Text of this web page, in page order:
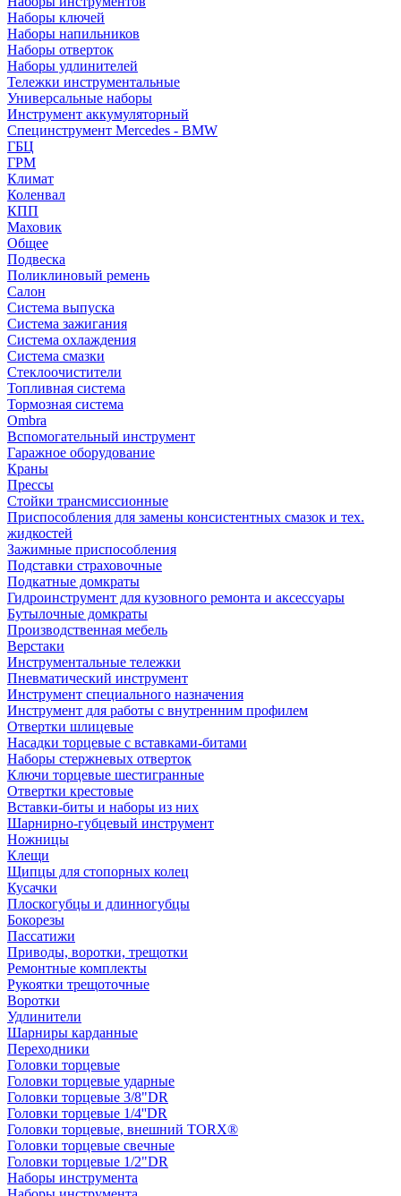
Наборы ключей
Наборы напильников
Наборы отверток
Наборы удлинителей
Тележки инструментальные
Универсальные наборы
Инструмент аккумуляторный
Специнструмент Mercedes - BMW
ГБЦ
ГРМ
Климат
Коленвал
КПП
Маховик
Общее
Подвеска
Поликлиновый ремень
Салон
Система выпуска
Система зажигания
Система охлаждения
Система смазки
Стеклоочистители
Топливная система
Тормозная система
Ombra
Вспомогательный инструмент
Гаражное оборудование
Краны
Прессы
Стойки трансмиссионные
Приспособления для замены консистентных смазок и тех.
жидкостей
Зажимные приспособления
Подставки страховочные
Подкатные домкраты
Гидроинструмент для кузовного ремонта и аксессуары
Бутылочные домкраты
Производственная мебель
Верстаки
Инструментальные тележки
Пневматический инструмент
Инструмент специального назначения
Инструмент для работы с внутренним профилем
Отвертки шлицевые
Насадки торцевые с вставками-битами
Наборы стержневых отверток
Ключи торцевые шестигранные
Отвертки крестовые
Вставки-биты и наборы из них
Шарнирно-губцевый инструмент
Ножницы
Клещи
Щипцы для стопорных колец
Кусачки
Плоскогубцы и длинногубцы
Бокорезы
Пассатижи
Приводы, воротки, трещотки
Ремонтные комплекты
Рукоятки трещоточные
Воротки
Удлинители
Шарниры карданные
Переходники
Головки торцевые
Головки торцевые ударные
Головки торцевые 3/8"DR
Головки торцевые 1/4''DR
Головки торцевые, внешний TORX®
Головки торцевые свечные
Головки торцевые 1/2"DR
Наборы инструмента